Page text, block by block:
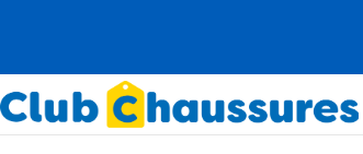
contenu